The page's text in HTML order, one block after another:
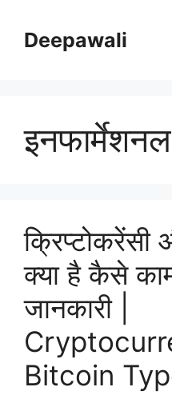
contentDeepawali
इनफार्मेशनल
क्रिप्टोकरेंसी
क्या है कैसे
जानकारी |
Bitcoin